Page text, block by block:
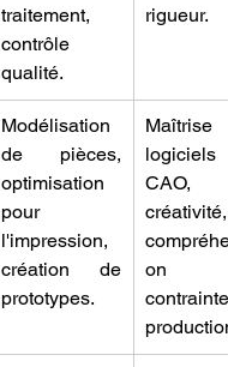
traitement,
contrôle
qualité.
rigueur.
Modélisation
de pièces,
optimisation
pour
l'impression,
création de
prototypes.
Maîtrise
logiciels
CAO,
créativité,
on
production.